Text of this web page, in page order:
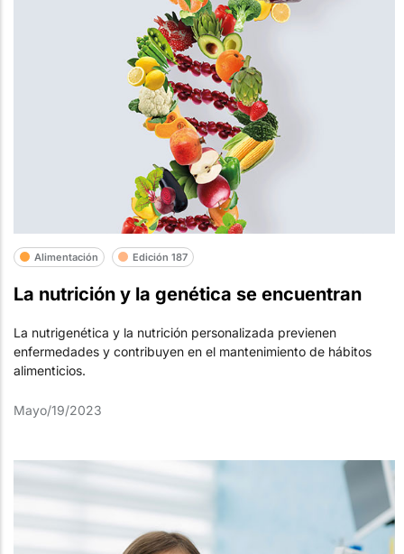
Alimentación Edición 187
La nutrición y la genética se encuentran
La nutrigenética y la nutrición personalizada previenen
enfermedades y contribuyen en el mantenimiento de hábitos
alimenticios.
Mayo/19/2023